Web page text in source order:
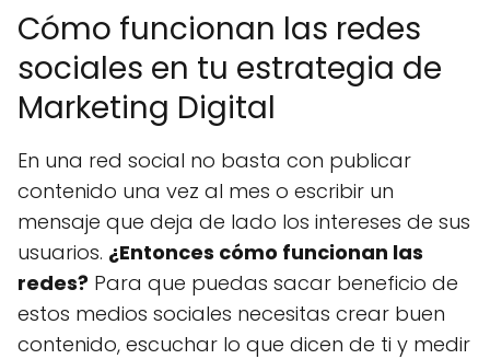
Cómo funcionan las redes
sociales en tu estrategia de
Marketing Digital
En una red social no basta con publicar
contenido una vez al mes o escribir un
mensaje que deja de lado los intereses de sus
usuarios. ¿Entonces cómo funcionan las
redes? Para que puedas sacar beneficio de
estos medios sociales necesitas crear buen
contenido, escuchar lo que dicen de ti y medir